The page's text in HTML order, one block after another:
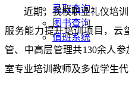
录取查询
图书查询
值班系统
近期，我校职业礼仪培
服务能力提升培训项目，云
管、中高层管理共130余人
室专业培训教师及多位学生